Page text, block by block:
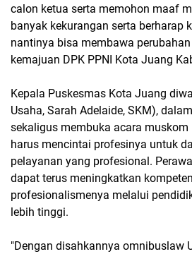
calon ketua serta memohon maaf
banyak kekurangan serta berharap
nantinya bisa membawa
kemajuan DPK PPNI Kota Juang
Kepala Puskesmas Kota Juang
Usaha, Sarah Adelaide, SKM),
sekaligus membuka acara
harus mencintai profesinya untuk
pelayanan yang profesional.
dapat terus meningkatkan
profesionalismenya melalui
lebih tinggi.
"Dengan disahkannya omnibuslaw